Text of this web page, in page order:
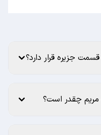
جزیره قرار دارد؟
مریم چقدر است؟